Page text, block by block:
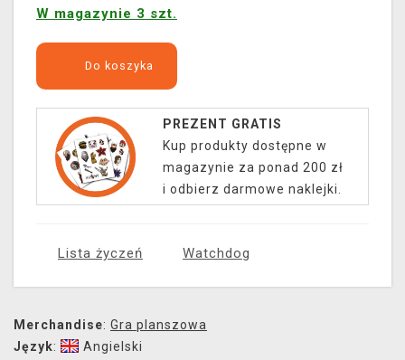
W magazynie 3 szt.
Do koszyka
PREZENT GRATIS
Kup produkty dostępne w
magazynie za ponad 200 zł
i odbierz darmowe naklejki.
Lista życzeń Watchdog
Merchandise: Gra planszowa
Język:
Angielski